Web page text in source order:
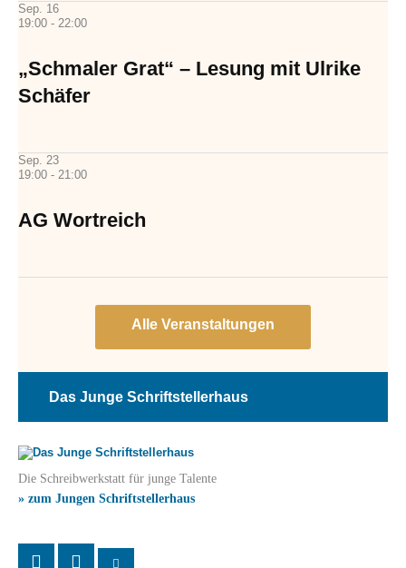
Sep. 16
19:00 - 22:00
„Schmaler Grat“ – Lesung mit Ulrike
Schäfer
Sep. 23
19:00 - 21:00
AG Wortreich
Das Junge Schriftstellerhaus
Die Schreibwerkstatt für junge Talente
» zum Jungen Schriftstellerhaus